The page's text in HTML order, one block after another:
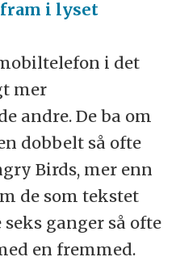
i lyset
i det
mer
andre. De ba om
dobbelt så ofte
Birds, mer enn
de som tekstet
ganger så ofte
en fremmed.